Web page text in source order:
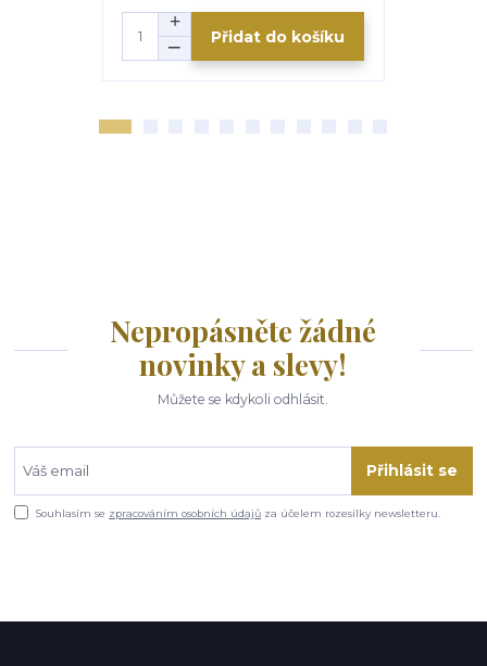
Přidat do košíku
Nepropásněte žádné
novinky a slevy!
Můžete se kdykoli odhlásit.
Přihlásit se
Souhlasím se zpracováním osobních údajů za účelem rozesílky newsletteru.